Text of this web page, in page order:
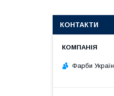
КОНТАКТИ
Фарби